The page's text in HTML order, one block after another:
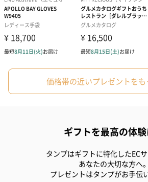
※発送状況によりお選びいただけない場合
ョン選択画面にてご確認ください。
価格帯の近いプレゼントをも
ギフトを最高の体験
タンプはギフトに特化したECサ
あなたの大切な方へ。
プレゼントはタンプがお手伝